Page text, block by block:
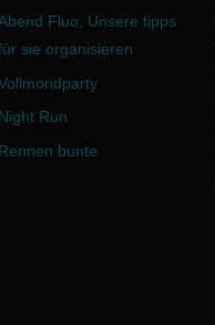
Fluo, Unsere tipps
sie organisieren
Run
bunte